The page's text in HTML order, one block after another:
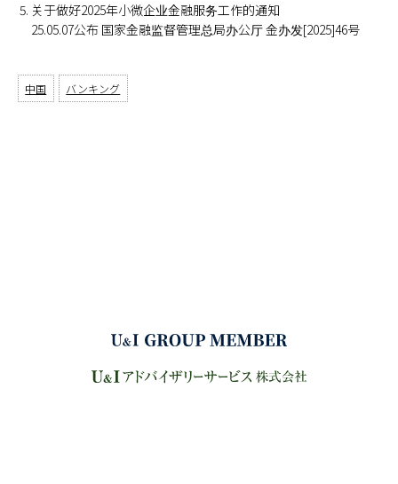
关于做好2025年小微企业金融服务工作的通知
25.05.07公布 国家金融监督管理总局办公厅 金办发[2025]46号
中国 バンキング